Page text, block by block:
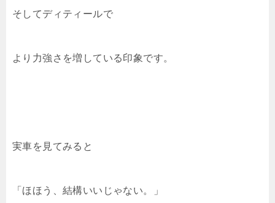
そしてディティールで
より力強さを増している印象です。
実車を見てみると
「ほほう、結構いいじゃない。」